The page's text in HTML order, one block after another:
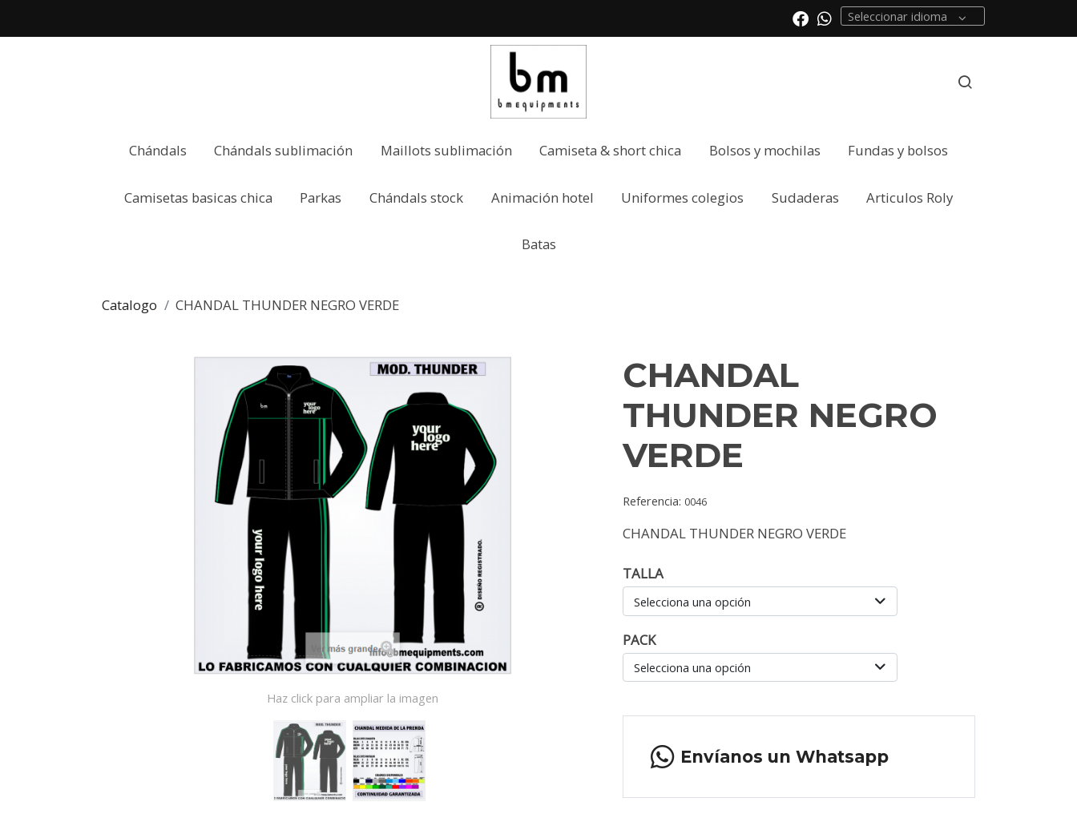
Seleccionar idioma
Chándals Chándals sublimación Maillots sublimación Camiseta & short chica Bolsos y mochilas Fundas y bolsos
Camisetas basicas chica Parkas Chándals stock Animación hotel Uniformes colegios Sudaderas Articulos Roly
Batas
Catalogo CHANDAL THUNDER NEGRO VERDE
Haz click para ampliar la imagen
CHANDAL
THUNDER NEGRO
VERDE
Referencia: 0046
CHANDAL THUNDER NEGRO VERDE
TALLA
Selecciona una opción
PACK
Selecciona una opción
Envíanos un Whatsapp